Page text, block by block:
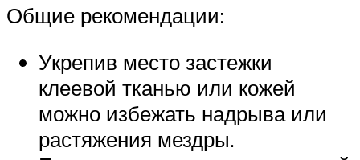
Общие рекомендации:
Укрепив место застежки
клеевой тканью или кожей
можно избежать надрыва или
растяжения мездры.